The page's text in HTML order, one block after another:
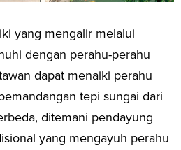
yang mengalir melalui
dengan perahu-perahu
dapat menaiki perahu
tepi sungai dari
ditemani pendayung
yang mengayuh perahu